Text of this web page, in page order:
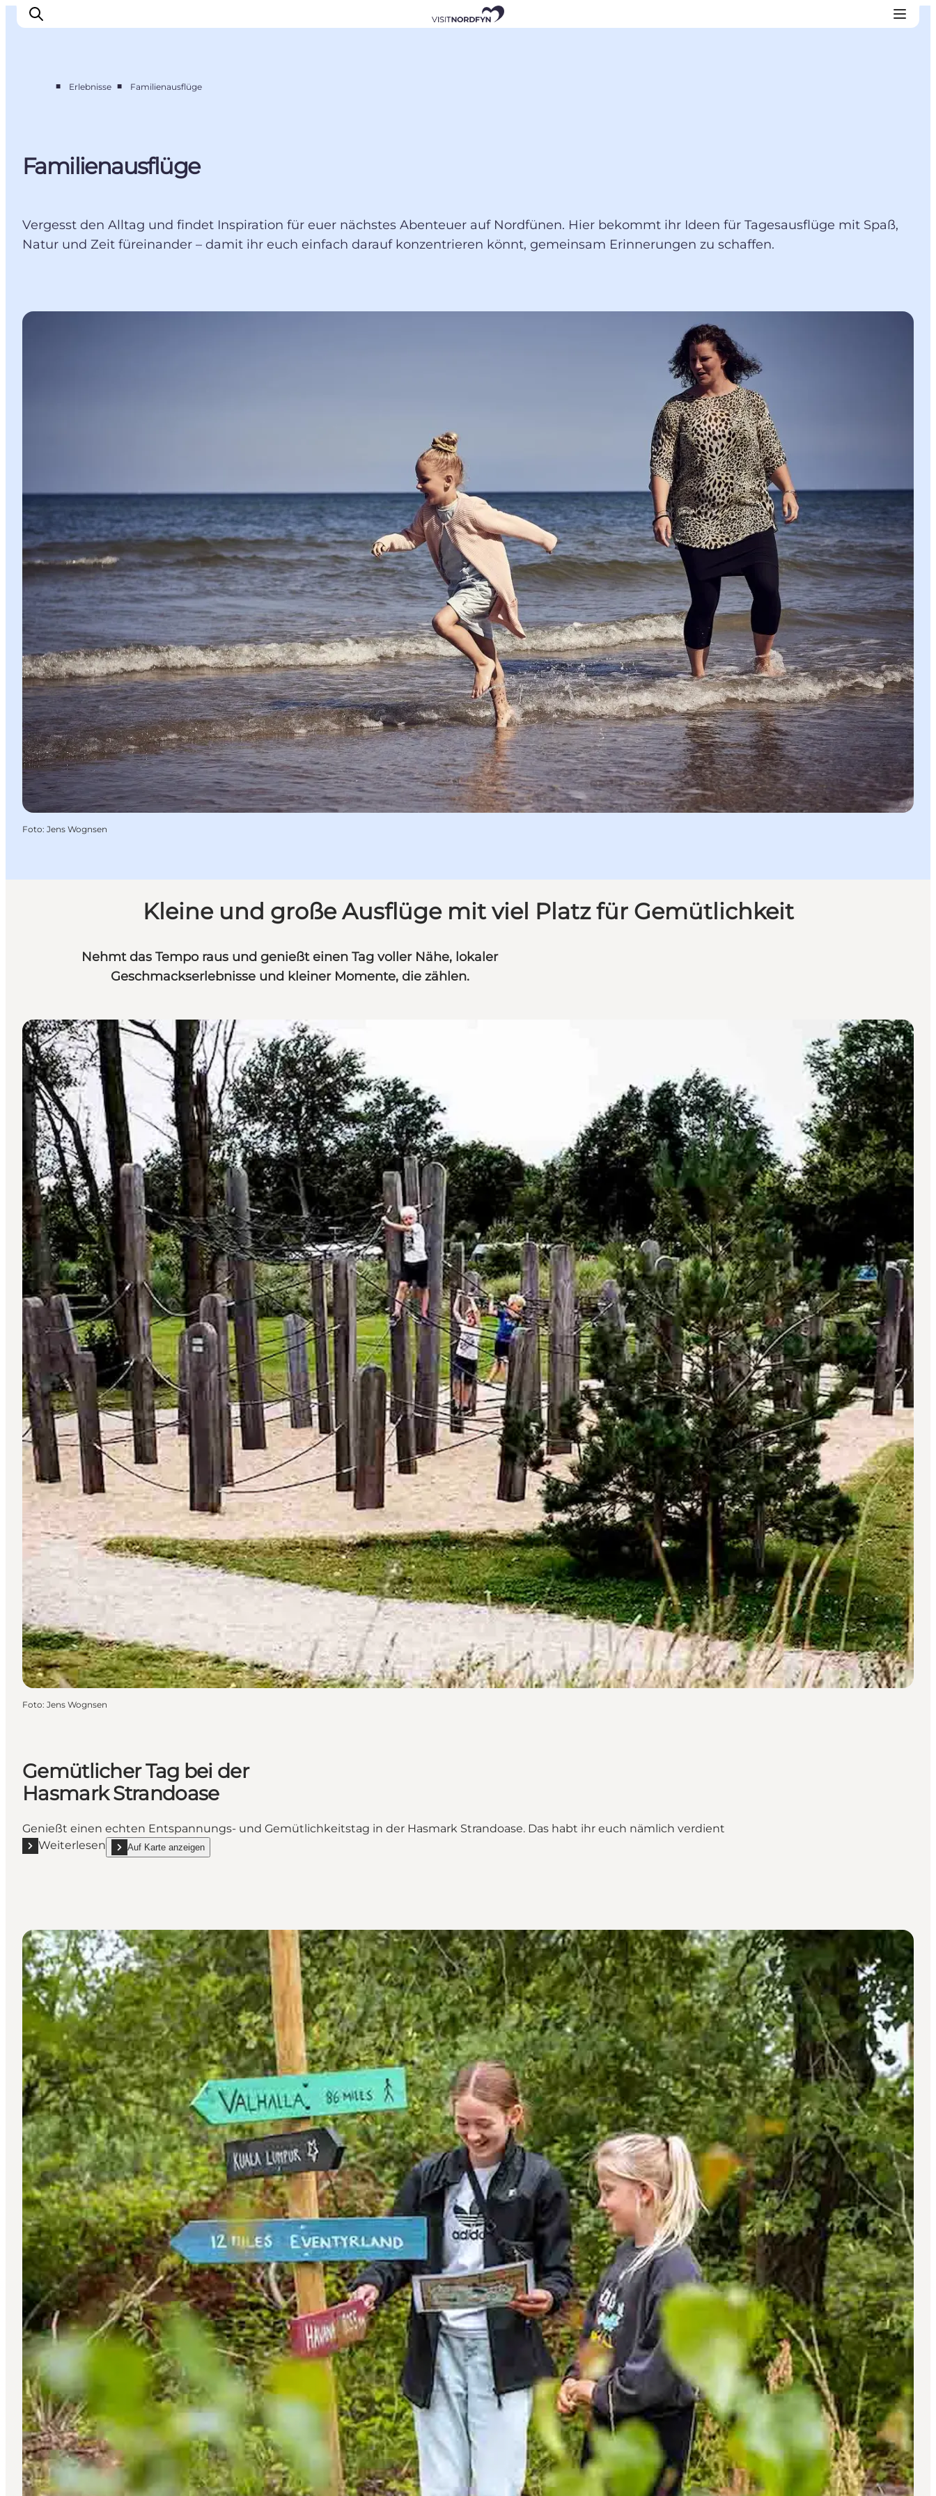
Essen und Trinken
Unterkünfte
Für Kinder
■ Erlebnisse ■ Familienausflüge
Familienausflüge
Vergesst den Alltag und findet Inspiration für euer nächstes Abenteuer auf Nordfünen. Hier bekommt ihr Ideen für Tagesausflüge mit Spaß,
Natur und Zeit füreinander – damit ihr euch einfach darauf konzentrieren könnt, gemeinsam Erinnerungen zu schaffen.
Foto: Jens Wognsen
Kleine und große Ausflüge mit viel Platz für Gemütlichkeit
Nehmt das Tempo raus und genießt einen Tag voller Nähe, lokaler
Geschmackserlebnisse und kleiner Momente, die zählen.
Foto: Jens Wognsen
Gemütlicher Tag bei der
Hasmark Strandoase
Genießt einen echten Entspannungs- und Gemütlichkeitstag in der Hasmark Strandoase. Das habt ihr euch nämlich verdient
Weiterlesen
Mehr erfahren "Gemütlicher Tag bei der Hasmark Strandoase"
Auf Karte anzeigen
show Gemütlicher Tag bei der Hasmark Strandoase on_map